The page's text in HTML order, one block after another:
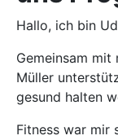
Hallo, ich bin
Gemeinsam mit
Müller
gesund halten
Fitness war mir